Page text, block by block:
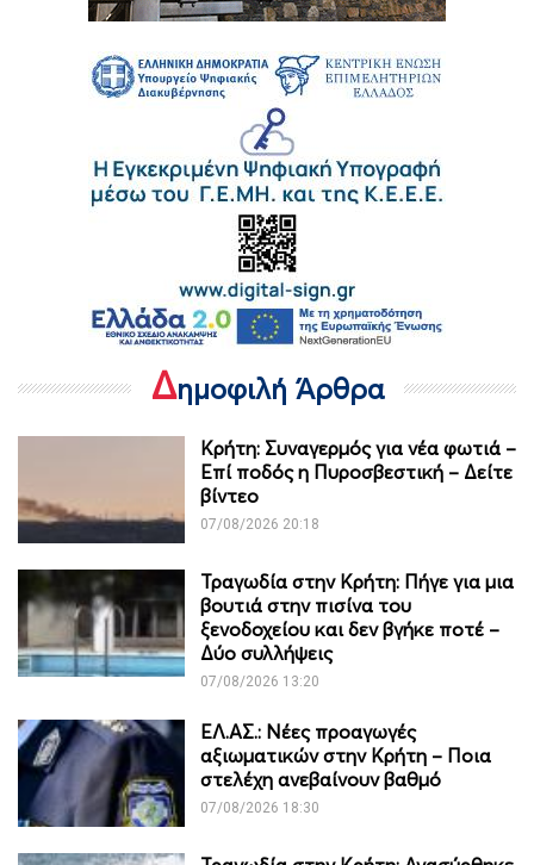
Δημοφιλή Άρθρα
Κρήτη: Συναγερμός για νέα φωτιά –
Επί ποδός η Πυροσβεστική – Δείτε
βίντεο
07/08/2026 20:18
Τραγωδία στην Κρήτη: Πήγε για μια
βουτιά στην πισίνα του
ξενοδοχείου και δεν βγήκε ποτέ –
Δύο συλλήψεις
07/08/2026 13:20
ΕΛ.ΑΣ.: Νέες προαγωγές
αξιωματικών στην Κρήτη – Ποια
στελέχη ανεβαίνουν βαθμό
07/08/2026 18:30